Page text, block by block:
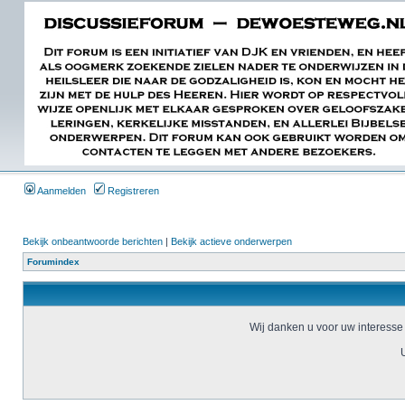
Aanmelden Registreren
Bekijk onbeantwoorde berichten | Bekijk actieve onderwerpen
Forumindex
Wij danken u voor uw